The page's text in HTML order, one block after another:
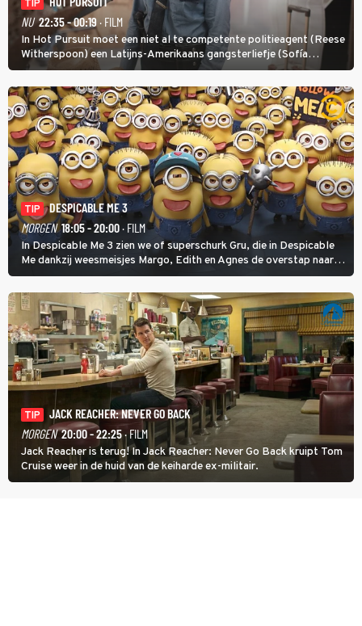
TIP
NU 22:35 - 00:19· FILM
In Hot Pursuit moet een niet al te competente politieagent (Reese
Witherspoon) een Latijns-Amerikaans gangsterliefje (Sofía
Vergara) beschermen tegen corrupte agenten en moordlustige
maffiatypes.
TIP
DESPICABLE ME 3
MORGEN 18:05 - 20:00· FILM
In Despicable Me 3 zien we of superschurk Gru, die in Despicable
Me dankzij weesmeisjes Margo, Edith en Agnes de overstap naar
het rechte pad maakte, ook op dat pad weet te blijven.
TIP
JACK REACHER: NEVER GO BACK
MORGEN 20:00 - 22:25· FILM
Jack Reacher is terug! In Jack Reacher: Never Go Back kruipt Tom
Cruise weer in de huid van de keiharde ex-militair.